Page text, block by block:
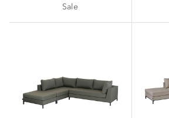
GEWICHT
Sale